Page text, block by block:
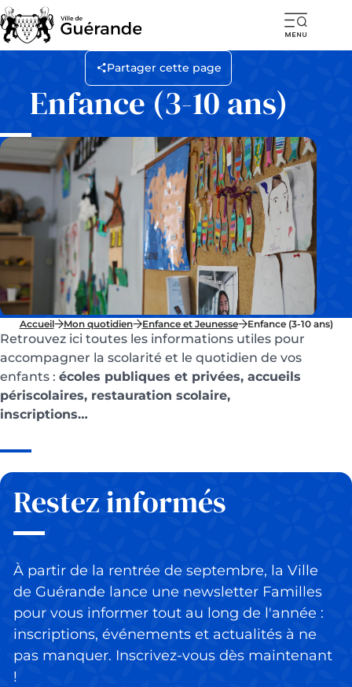
Enfance (3-10 ans)
Partager cette page
Accueil Mon quotidien Enfance et Jeunesse Enfance (3-10 ans)
Retrouvez ici toutes les informations utiles pour
accompagner la scolarité et le quotidien de vos
enfants : écoles publiques et privées, accueils
périscolaires, restauration scolaire,
inscriptions…
Restez informés
À partir de la rentrée de septembre, la Ville
de Guérande lance une newsletter Familles
pour vous informer tout au long de l'année :
inscriptions, événements et actualités à ne
pas manquer. Inscrivez-vous dès maintenant
!